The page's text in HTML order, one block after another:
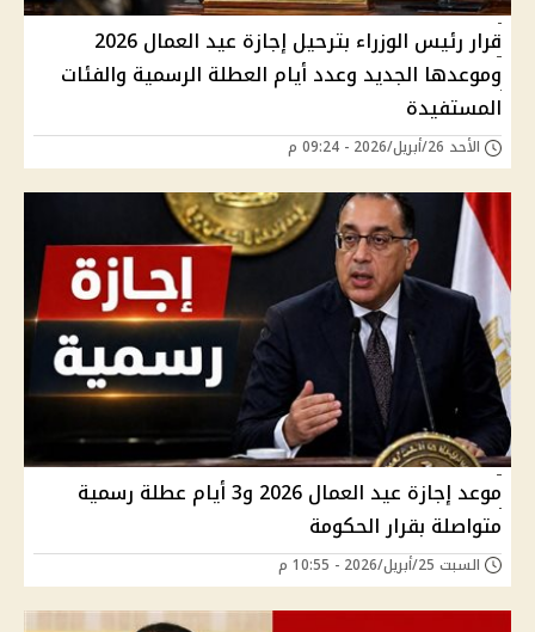
قرار رئيس الوزراء بترحيل إجازة عيد العمال 2026
وموعدها الجديد وعدد أيام العطلة الرسمية والفئات
المستفيدة
الأحد 26/أبريل/2026 - 09:24 م
موعد إجازة عيد العمال 2026 و3 أيام عطلة رسمية
متواصلة بقرار الحكومة
السبت 25/أبريل/2026 - 10:55 م